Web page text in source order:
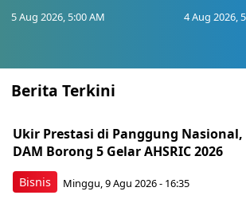
5 Aug 2026, 5:00 AM 4 Aug 2026,
Berita Terkini
Bisnis
Ukir Prestasi di Panggung Nasional,
DAM Borong 5 Gelar AHSRIC 2026
Minggu, 9 Agu 2026 - 16:35